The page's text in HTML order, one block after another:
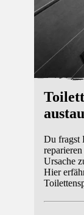
Du fragst
Ursache
Hier